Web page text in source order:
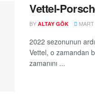
Vettel-
BY ALTAY GÖK
2022 sezonunun
Vettel, o zamandan
zamanını ...